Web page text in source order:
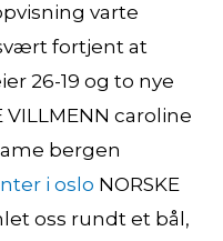
varte
fortjent at
26-19 og to nye
VILLMENN caroline
bergen
i oslo NORSKE
oss rundt et bål,